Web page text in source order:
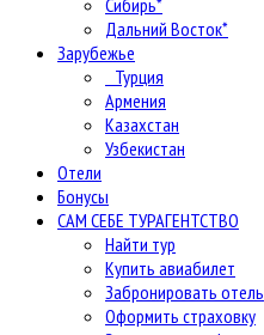
Дальний Восток*
Зарубежье
Турция
Армения
Казахстан
Узбекистан
Отели
Бонусы
САМ СЕБЕ ТУРАГЕНТСТВО
Найти тур
Купить авиабилет
Забронировать отель
Оформить страховку